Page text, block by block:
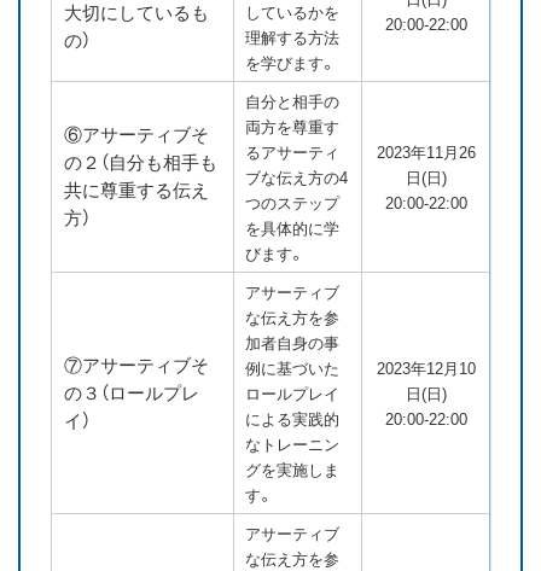
大切にしているも
の）
しているかを
理解する方法
を学びます。
20:00-22:00
⑥アサーティブそ
の２（自分も相手も
共に尊重する伝え
方）
自分と相手の
両方を尊重す
るアサーティ
ブな伝え方の4
つのステップ
を具体的に学
びます。
2023年11月26
日(日)
20:00-22:00
⑦アサーティブそ
の３（ロールプレ
イ）
アサーティブ
な伝え方を参
加者自身の事
例に基づいた
ロールプレイ
による実践的
なトレーニン
グを実施しま
す。
2023年12月10
日(日)
20:00-22:00
アサーティブ
な伝え方を参